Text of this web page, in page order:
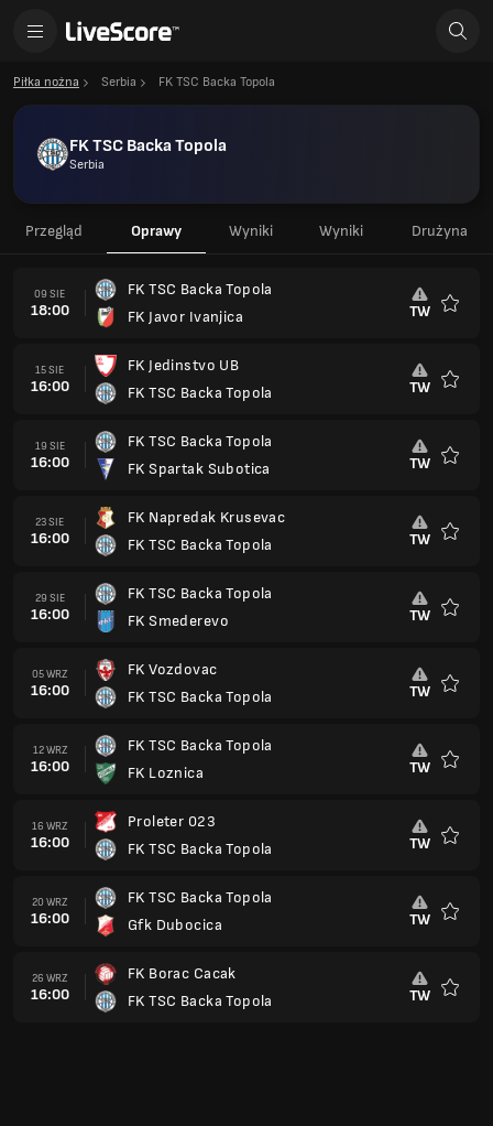
Piłka nożna Serbia FK TSC Backa Topola
FK TSC Backa Topola
Serbia
Przegląd Oprawy Wyniki Wyniki Drużyna
09 SIE
18:00
FK TSC Backa Topola
FK Javor Ivanjica
TW
15 SIE
16:00
FK Jedinstvo UB
FK TSC Backa Topola
TW
19 SIE
16:00
FK TSC Backa Topola
FK Spartak Subotica
TW
23 SIE
16:00
FK Napredak Krusevac
FK TSC Backa Topola
TW
29 SIE
16:00
FK TSC Backa Topola
FK Smederevo
TW
05 WRZ
16:00
FK Vozdovac
FK TSC Backa Topola
TW
12 WRZ
16:00
FK TSC Backa Topola
FK Loznica
TW
16 WRZ
16:00
Proleter 023
FK TSC Backa Topola
TW
20 WRZ
16:00
FK TSC Backa Topola
Gfk Dubocica
TW
26 WRZ
16:00
FK Borac Cacak
FK TSC Backa Topola
TW